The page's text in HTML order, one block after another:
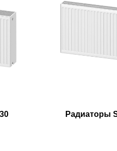
Радиаторы